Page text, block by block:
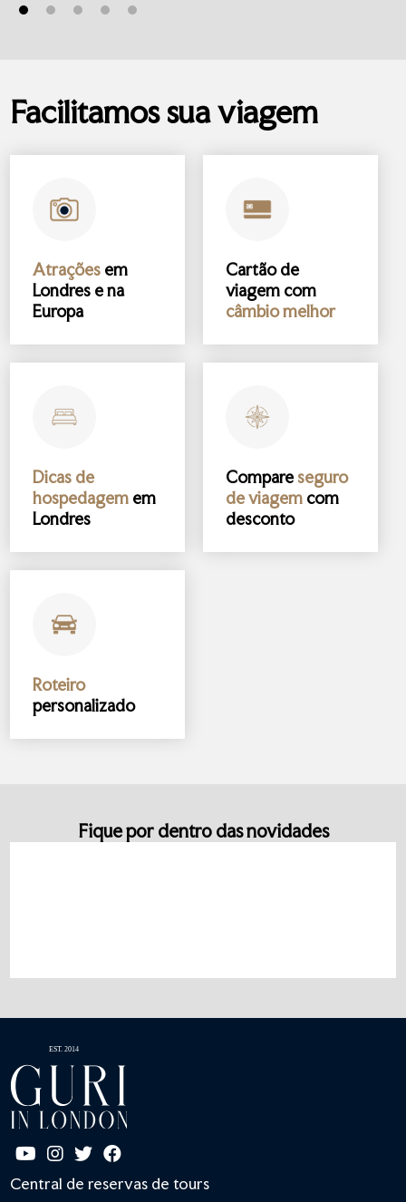
Facilitamos sua viagem
Atrações em
Londres e na
Europa
Cartão de
viagem com
câmbio melhor
Dicas de
hospedagem em
Londres
Compareseguro
de viagem com
desconto
Roteiro
personalizado
Fique por dentro das novidades
Central de reservas de tours